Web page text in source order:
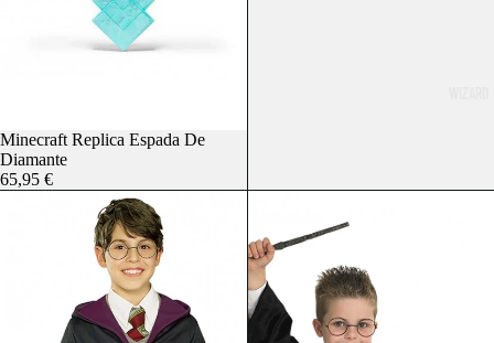
Agotado
Minecraft Replica Espada De
Diamante
65,95 €